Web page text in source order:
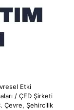
Etki
/ ÇED Şirketi
Çevre, Şehircilik